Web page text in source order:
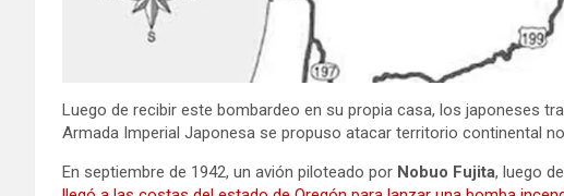
Luego de recibir este bombardeo en su propia casa, los japoneses
Armada Imperial Japonesa se propuso atacar territorio continental
En septiembre de 1942, un avión piloteado por Nobuo Fujita, luego